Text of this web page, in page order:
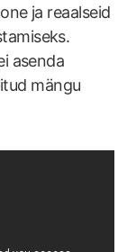
ja reaalseid
asenda
mängu